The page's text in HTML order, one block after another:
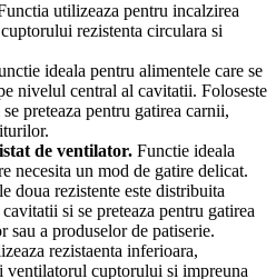
utilizeaza pentru incalzirea
rezistenta circulara si
ideala pentru alimentele care se
nivelul central al cavitatii. Foloseste
preteaza pentru gatirea carnii,
de ventilator. Functie ideala
necesita un mod de gatire delicat.
doua rezistente este distribuita
si se preteaza pentru gatirea
a produselor de patiserie.
rezistaenta inferioara,
ventilatorul cuptorului si impreuna